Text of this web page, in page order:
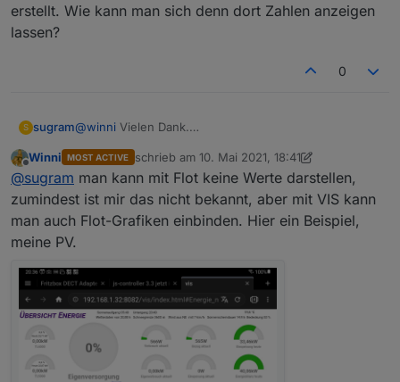
erstellt. Wie kann man sich denn dort Zahlen anzeigen
lassen?
0
S sugram@winni Vielen Dank.
allerdings weiß ich da nur wie man dann ein Diagramm
erstellt. Wie kann man sich denn dort Zahlen anzeigen
lassen?
Winni MOST ACTIVE schrieb am 10. Mai 2021, 18:41
zuletzt editiert von Winni 5. Okt. 2021, 20:42
@sugram man kann mit Flot keine Werte darstellen,
zumindest ist mir das nicht bekannt, aber mit VIS kann
man auch Flot-Grafiken einbinden. Hier ein Beispiel,
meine PV.